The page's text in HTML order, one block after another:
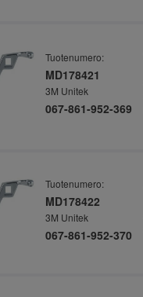
Tuotenumero:
MD178421
3M Unitek
067-861-952-369
Tuotenumero:
MD178422
3M Unitek
067-861-952-370